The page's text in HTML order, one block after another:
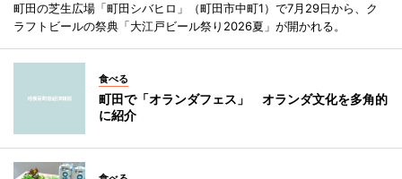
町田の芝生広場「町田シバヒロ」（町田市中町1）で7月29日から、ク
ラフトビールの祭典「大江戸ビール祭り2026夏」が開かれる。
食べる
町田で「オランダフェス」 オランダ文化を多角的
に紹介